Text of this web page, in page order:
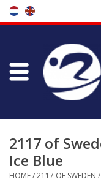
Winkel
Bootfitting
Onderhoud
2117 of
Ice Blue
HOME/2117 OF SWEDEN /